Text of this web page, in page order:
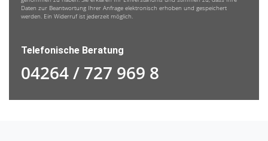
Daten zur Beantwortung Ihrer Anfrage elektronisch erhoben und gespeichert
werden. Ein Widerruf ist jederzeit möglich.
Telefonische Beratung
04264 / 727 969 8